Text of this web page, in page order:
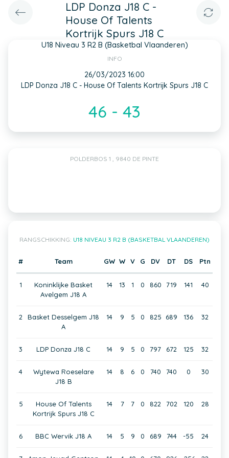
LDP Donza J18 C -
House Of Talents
Kortrijk Spurs J18 C
U18 Niveau 3 R2 B (Basketbal Vlaanderen)
INFO
26/03/2023 16:00
LDP Donza J18 C - House Of Talents Kortrijk Spurs J18 C
46 - 43
POLDERBOS 1 , 9840 DE PINTE
RANGSCHIKKING: U18 NIVEAU 3 R2 B (BASKETBAL VLAANDEREN)
# Team GW W V G DV DT DS Ptn
1
Koninklijke Basket
Avelgem J18 A
14 13 1 0 860 719 141 40
2
Basket Desselgem J18
A
14 9 5 0 825 689 136 32
3 LDP Donza J18 C 14 9 5 0 797 672 125 32
4
Wytewa Roeselare
J18 B
14 8 6 0 740 740 0 30
5
House Of Talents
Kortrijk Spurs J18 C
14 7 7 0 822 702 120 28
6 BBC Wervik J18 A 14 5 9 0 689 744 -55 24